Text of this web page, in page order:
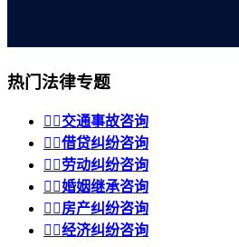
热门法律专题
 交通事故咨询
 借贷纠纷咨询
 劳动纠纷咨询
 婚姻继承咨询
 房产纠纷咨询
 经济纠纷咨询